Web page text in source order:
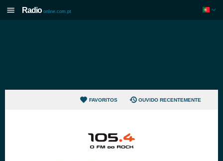
Radio online.com.pt
FAVORITOS OUVIDO RECENTEMENTE